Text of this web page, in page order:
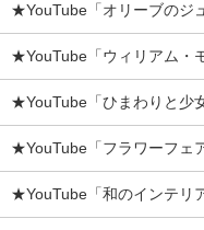
★YouTube「オリーブのジ
★YouTube「ウィリアム・
★YouTube「ひまわりと少
★YouTube「フラワーフェ
★YouTube「和のインテリ